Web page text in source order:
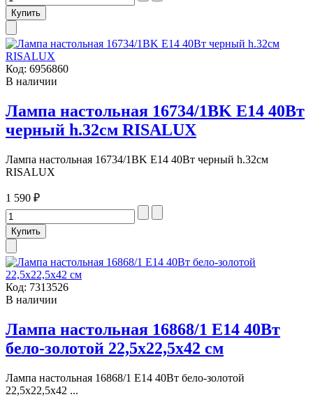
Код: 6956860
В наличии
Лампа настольная 16734/1BK E14 40Вт
черный h.32см RISALUX
Лампа настольная 16734/1BK E14 40Вт черный h.32см
RISALUX
1 590 ₽
Код: 7313526
В наличии
Лампа настольная 16868/1 E14 40Вт
бело-золотой 22,5х22,5х42 см
Лампа настольная 16868/1 E14 40Вт бело-золотой
22,5х22,5х42 ...